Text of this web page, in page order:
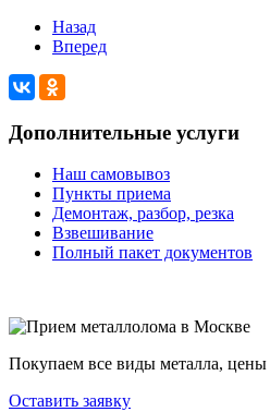
Назад
Вперед
Дополнительные услуги
Наш самовывоз
Пункты приема
Демонтаж, разбор, резка
Взвешивание
Полный пакет документов
Покупаем все виды металла, цены
Оставить заявку